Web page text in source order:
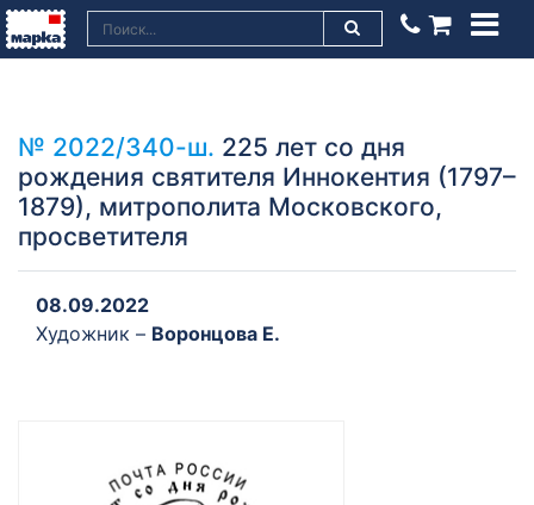
№ 2022/340-ш. 225 лет со дня
рождения святителя Иннокентия (1797–
1879), митрополита Московского,
просветителя
08.09.2022
Художник – Воронцова Е.